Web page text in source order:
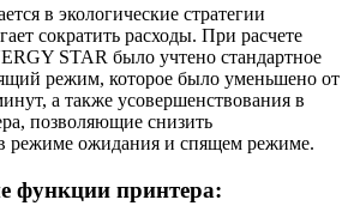
в экологические стратегии
сократить расходы. При расчете
STAR было учтено стандартное
режим, которое было уменьшено от
а также усовершенствования в
позволяющие снизить
режиме ожидания и спящем режиме.
функции принтера: